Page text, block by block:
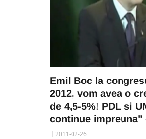
Emil Boc la
2012, vom avea o
de 4,5-5%! PDL si
continue impreuna"
2011-02-26